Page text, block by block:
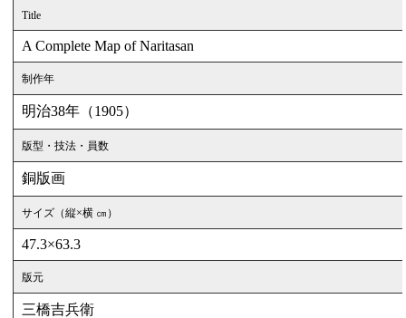
Title
A Complete Map of Naritasan
制作年
明治38年（1905）
版型・技法・員数
銅版画
サイズ（縦×横 ㎝）
47.3×63.3
版元
三橋吉兵衛